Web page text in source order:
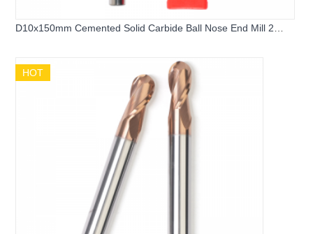
D10x150mm Cemented Solid Carbide Ball Nose End Mill 2
HOT